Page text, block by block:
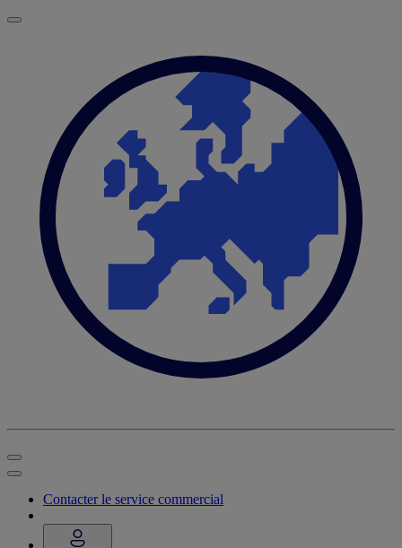
Contacter le service commercial